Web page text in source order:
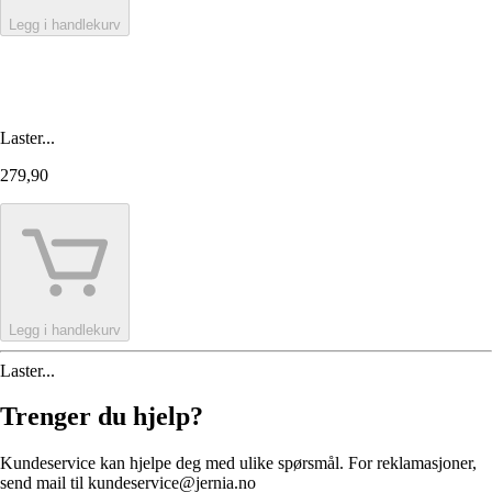
Legg i handlekurv
Laster...
279,90
Legg i handlekurv
Laster...
Trenger du hjelp?
Kundeservice kan hjelpe deg med ulike spørsmål. For reklamasjoner,
send mail til kundeservice@jernia.no